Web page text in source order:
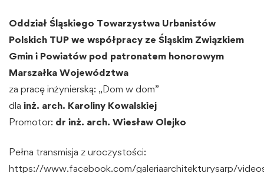
Oddział Śląskiego Towarzystwa Urbanistów
Polskich TUP we współpracy ze Śląskim Związkiem
Gmin i Powiatów pod patronatem honorowym
Marszałka Województwa
za pracę inżynierską: „Dom w dom”
dla inż. arch. Karoliny Kowalskiej
Promotor: dr inż. arch. Wiesław Olejko
Pełna transmisja z uroczystości:
https://www.facebook.com/galeriaarchitekturysarp/